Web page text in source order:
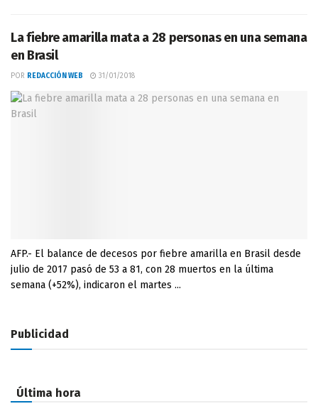
La fiebre amarilla mata a 28 personas en una semana
en Brasil
POR REDACCIÓN WEB 31/01/2018
AFP.- El balance de decesos por fiebre amarilla en Brasil desde
julio de 2017 pasó de 53 a 81, con 28 muertos en la última
semana (+52%), indicaron el martes ...
Publicidad
Última hora